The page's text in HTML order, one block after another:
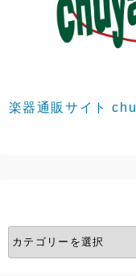
楽器通販サイト
カ
テ